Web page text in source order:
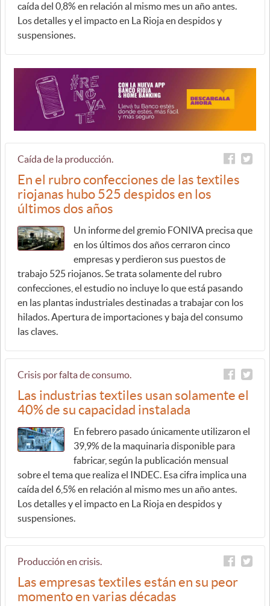
caída del 0,8% en relación al mismo mes un año antes.
Los detalles y el impacto en La Rioja en despidos y
suspensiones.
Caída de la producción.
En el rubro confecciones de las textiles
riojanas hubo 525 despidos en los
últimos dos años
Un informe del gremio FONIVA precisa que
en los últimos dos años cerraron cinco
empresas y perdieron sus puestos de
trabajo 525 riojanos. Se trata solamente del rubro
confecciones, el estudio no incluye lo que está pasando
en las plantas industriales destinadas a trabajar con los
hilados. Apertura de importaciones y baja del consumo
las claves.
Crisis por falta de consumo.
Las industrias textiles usan solamente el
40% de su capacidad instalada
En febrero pasado únicamente utilizaron el
39,9% de la maquinaria disponible para
fabricar, según la publicación mensual
sobre el tema que realiza el INDEC. Esa cifra implica una
caída del 6,5% en relación al mismo mes un año antes.
Los detalles y el impacto en La Rioja en despidos y
suspensiones.
Producción en crisis.
Las empresas textiles están en su peor
momento en varias décadas